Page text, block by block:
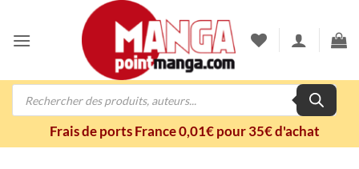
contenu
Recherche
Frais de ports France 0,01€ pour 35€ d'achat